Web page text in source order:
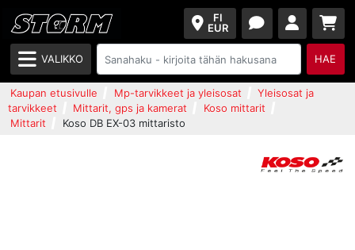
FI
EUR
VALIKKO HAE
Kaupan etusivulle Mp-tarvikkeet ja yleisosat
Yleisosat ja
tarvikkeet
Mittarit, gps ja kamerat
Koso mittarit
Mittarit
Koso DB EX-03 mittaristo